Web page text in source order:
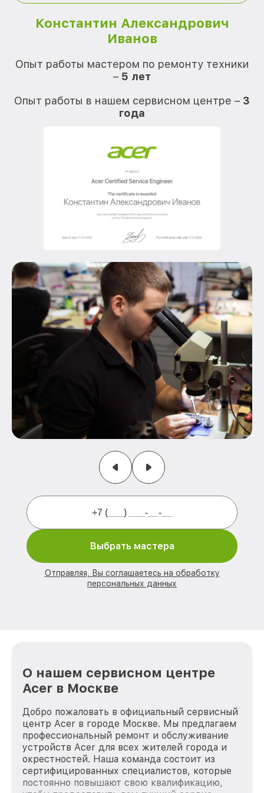
Константин Александрович
Иванов
Опыт работы мастером по ремонту техники
– 5 лет
Опыт работы в нашем сервисном центре – 3
года
Выбрать мастера
Отправляя, Вы соглашаетесь на обработку
персональных данных
О нашем сервисном центре
Acer в Москве
Добро пожаловать в официальный сервисный
центр Acer в городе Москве. Мы предлагаем
профессиональный ремонт и обслуживание
устройств Acer для всех жителей города и
окрестностей. Наша команда состоит из
сертифицированных специалистов, которые
постоянно повышают свою квалификацию,